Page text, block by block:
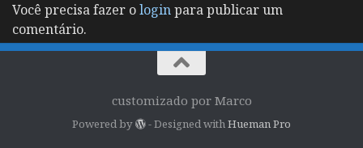
Você precisa fazer ologinpara publicar um
comentário.
customizado por Marco
Powered by - Designed withHueman Pro